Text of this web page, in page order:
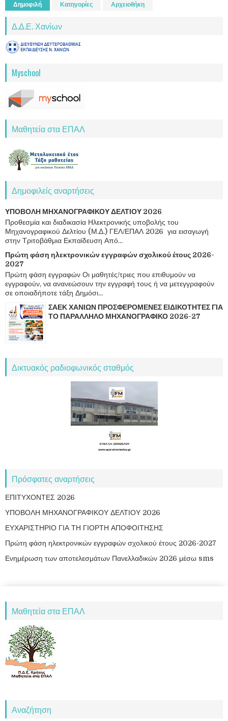
Δημοφιλή Κατηγορίες Αρχειοθήκη
Δ.Δ.Ε. Χανίων
Myschool
Μαθητεία στα ΕΠΑΛ
Δημοφιλείς αναρτήσεις
ΥΠΟΒΟΛΗ ΜΗΧΑΝΟΓΡΑΦΙΚΟΥ ΔΕΛΤΙΟΥ 2026
Προθεσμία και διαδικασία Ηλεκτρονικής υποβολής του
Μηχανογραφικού Δελτίου (Μ.Δ.) ΓΕΛ/ΕΠΑΛ 2026 για εισαγωγή
στην Τριτοβάθμια Εκπαίδευση Από...
Πρώτη φάση ηλεκτρονικών εγγραφών σχολικού έτους 2026-
2027
Πρώτη φάση εγγραφών Οι μαθητές/τριες που επιθυμούν να
εγγραφούν, να ανανεώσουν την εγγραφή τους ή να μετεγγραφούν
σε οποιαδήποτε τάξη Δημόσι...
ΣΑΕΚ ΧΑΝΙΩΝ ΠΡΟΣΦΕΡΟΜΕΝΕΣ ΕΙΔΙΚΟΤΗΤΕΣ ΓΙΑ
ΤΟ ΠΑΡΑΛΛΗΛΟ ΜΗΧΑΝΟΓΡΑΦΙΚΟ 2026-27
Δικτυακός ραδιοφωνικός σταθμός
Πρόσφατες αναρτήσεις
ΕΠΙΤΥΧΟΝΤΕΣ 2026
ΥΠΟΒΟΛΗ ΜΗΧΑΝΟΓΡΑΦΙΚΟΥ ΔΕΛΤΙΟΥ 2026
ΕΥΧΑΡΙΣΤΗΡΙΟ ΓΙΑ ΤΗ ΓΙΟΡΤΗ ΑΠΟΦΟΙΤΗΣΗΣ
Πρώτη φάση ηλεκτρονικών εγγραφών σχολικού έτους 2026-2027
Ενημέρωση των αποτελεσμάτων Πανελλαδικών 2026 μέσω sms
Μαθητεία στα ΕΠΑΛ
Αναζήτηση